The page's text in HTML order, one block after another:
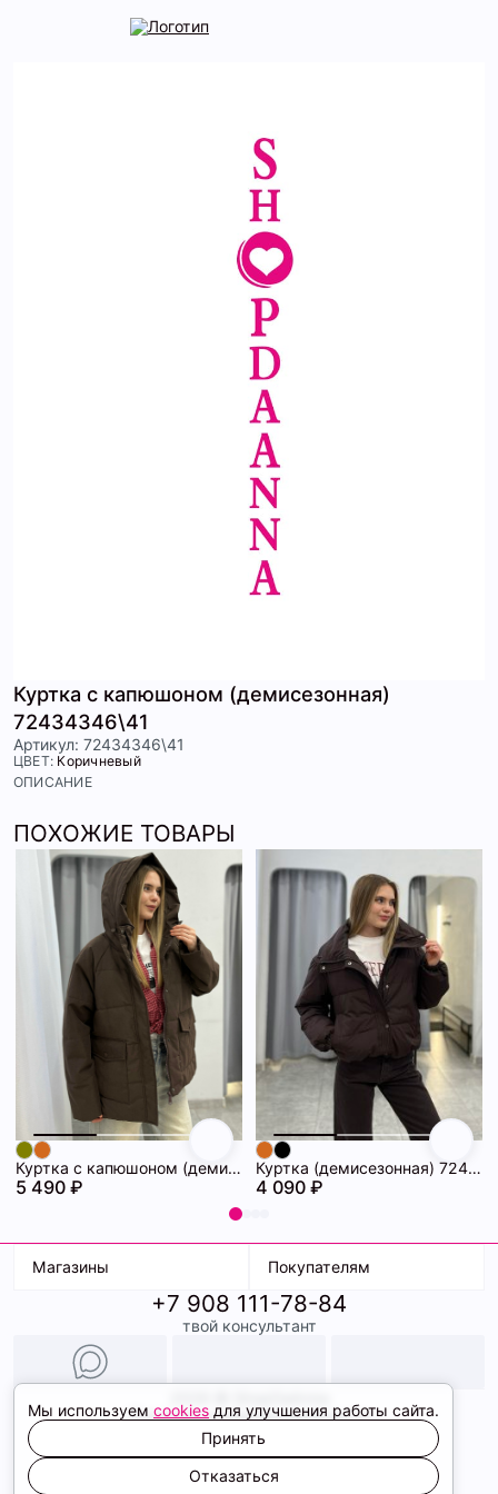
Куртка с капюшоном (демисезонная)
72434346\41
Артикул: 72434346\41
ЦВЕТ: Коричневый
ОПИСАНИЕ
ПОХОЖИЕ ТОВАРЫ
Куртка с капюшоном (демисезонная) 72462086\1013
5 490 ₽
Куртка (демисезонная) 72462069\1013
4 090 ₽
Магазины
ТК Терминал
ТРК Континент
Покупателям
Доставка
Условия оплаты
Образы
+7 908 111-78-84
твой консультант
Политика конфиденциальности
Соглашение cookie
Сайт создали
Мы используем cookies для улучшения работы сайта.
Принять
Отказаться